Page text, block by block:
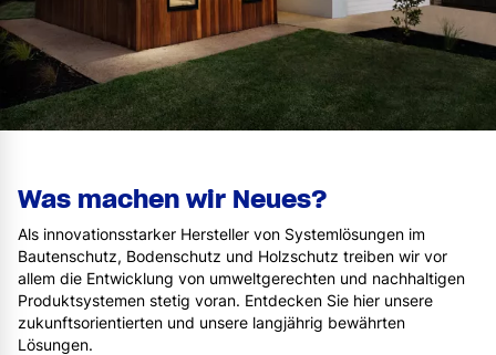
Was machen wir Neues?
Als innovationsstarker Hersteller von Systemlösungen im
Bautenschutz, Bodenschutz und Holzschutz treiben wir vor
allem die Entwicklung von umweltgerechten und nachhaltigen
Produktsystemen stetig voran. Entdecken Sie hier unsere
zukunftsorientierten und unsere langjährig bewährten
Lösungen.